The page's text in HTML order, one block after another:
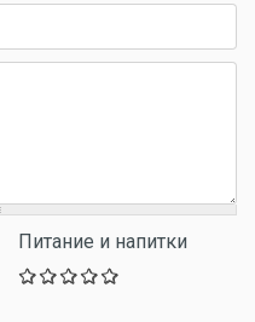
Питание и напитки